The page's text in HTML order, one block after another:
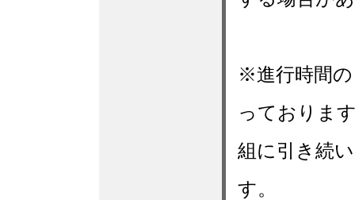
※進行時間
っておりま
組に引き続
す。